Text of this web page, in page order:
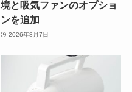
境と吸気ファンのオプショ
ンを追加
2026年8月7日